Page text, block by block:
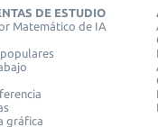
DE ESTUDIO
Matemático de IA
gráfica